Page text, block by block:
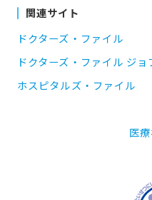
関連サイト
ドクターズ・ファイル
ドクターズ・ファイル ジョ
ホスピタルズ・ファイル
医